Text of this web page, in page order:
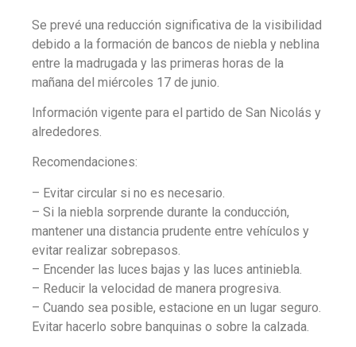
Se prevé una reducción significativa de la visibilidad
debido a la formación de bancos de niebla y neblina
entre la madrugada y las primeras horas de la
mañana del miércoles 17 de junio.
Información vigente para el partido de San Nicolás y
alrededores.
Recomendaciones:
– Evitar circular si no es necesario.
– Si la niebla sorprende durante la conducción,
mantener una distancia prudente entre vehículos y
evitar realizar sobrepasos.
– Encender las luces bajas y las luces antiniebla.
– Reducir la velocidad de manera progresiva.
– Cuando sea posible, estacione en un lugar seguro.
Evitar hacerlo sobre banquinas o sobre la calzada.